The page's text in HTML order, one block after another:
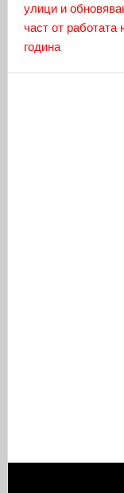
улици и
част от
година